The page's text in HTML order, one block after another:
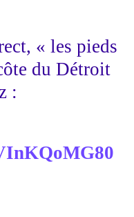
« les pieds
du Détroit
: